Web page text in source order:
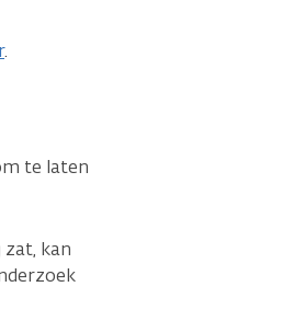
.
te laten
kan